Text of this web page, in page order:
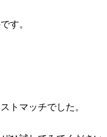
す。
トマッチでした。